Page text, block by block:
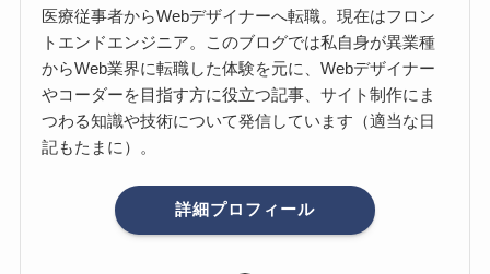
医療従事者からWebデザイナーへ転職。現在はフロン
トエンドエンジニア。このブログでは私自身が異業種
からWeb業界に転職した体験を元に、Webデザイナー
やコーダーを目指す方に役立つ記事、サイト制作にま
つわる知識や技術について発信しています（適当な日
記もたまに）。
詳細プロフィール